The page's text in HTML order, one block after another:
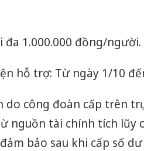
1.000.000 đồng/người.
hỗ trợ: Từ ngày 1/10
do công đoàn cấp trên
nguồn tài chính tích lũy
bảo sau khi cấp số